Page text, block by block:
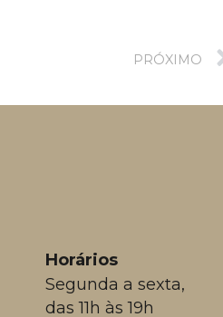
PRÓXIMO
Horários
Segunda a sexta,
das 11h às 19h